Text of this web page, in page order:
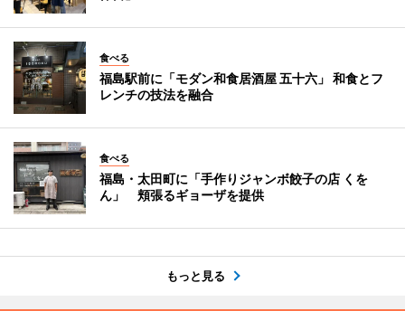
食べる
福島駅前に「モダン和食居酒屋 五十六」 和食とフ
レンチの技法を融合
食べる
福島・太田町に「手作りジャンボ餃子の店 くを
ん」 頬張るギョーザを提供
もっと見る